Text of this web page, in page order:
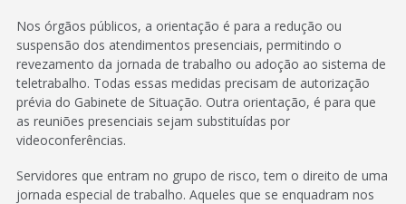
Nos órgãos públicos, a orientação é para a redução ou
suspensão dos atendimentos presenciais, permitindo o
revezamento da jornada de trabalho ou adoção ao sistema de
teletrabalho. Todas essas medidas precisam de autorização
prévia do Gabinete de Situação. Outra orientação, é para que
as reuniões presenciais sejam substituídas por
videoconferências.
Servidores que entram no grupo de risco, tem o direito de uma
jornada especial de trabalho. Aqueles que se enquadram nos